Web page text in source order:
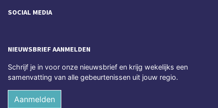
SOCIAL MEDIA
NIEUWSBRIEF AANMELDEN
Schrijf je in voor onze nieuwsbrief en krijg wekelijks een
samenvatting van alle gebeurtenissen uit jouw regio.
Aanmelden